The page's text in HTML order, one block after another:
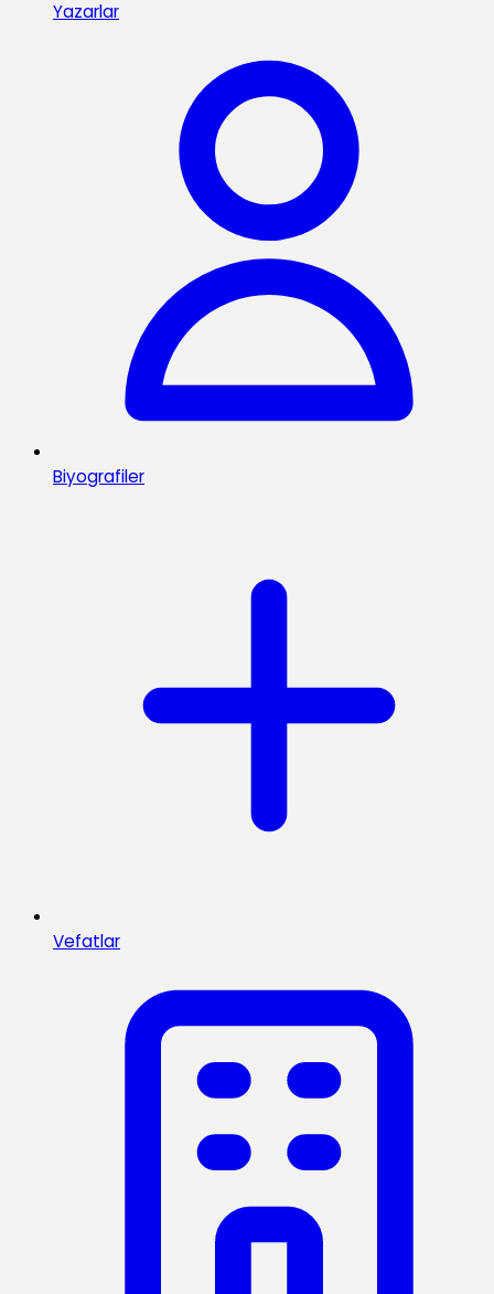
Yazarlar
Biyografiler
Vefatlar